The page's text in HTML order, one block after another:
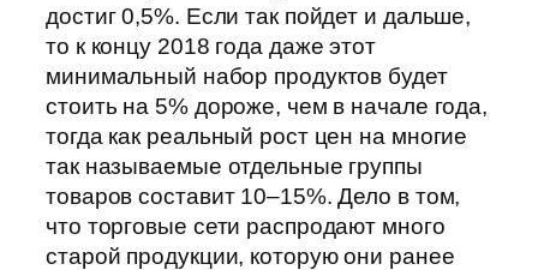
достиг 0,5%. Если так пойдет и дальше,
то к концу 2018 года даже этот
минимальный набор продуктов будет
стоить на 5% дороже, чем в начале года,
тогда как реальный рост цен на многие
так называемые отдельные группы
товаров составит 10–15%. Дело в том,
что торговые сети распродают много
старой продукции, которую они ранее